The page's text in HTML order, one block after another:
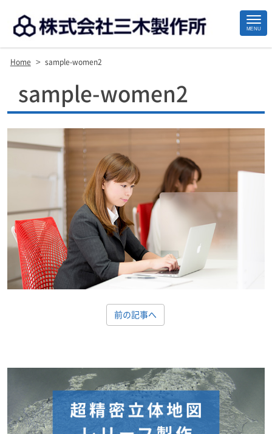
MENU
Home > sample-women2
sample-women2
前の記事へ
Site
Footer